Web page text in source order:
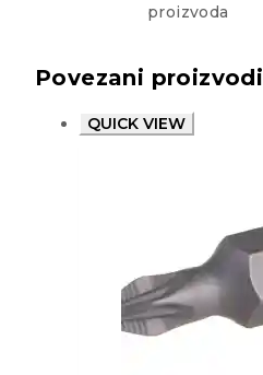
proizvoda
Povezani proizvodi
QUICK VIEW